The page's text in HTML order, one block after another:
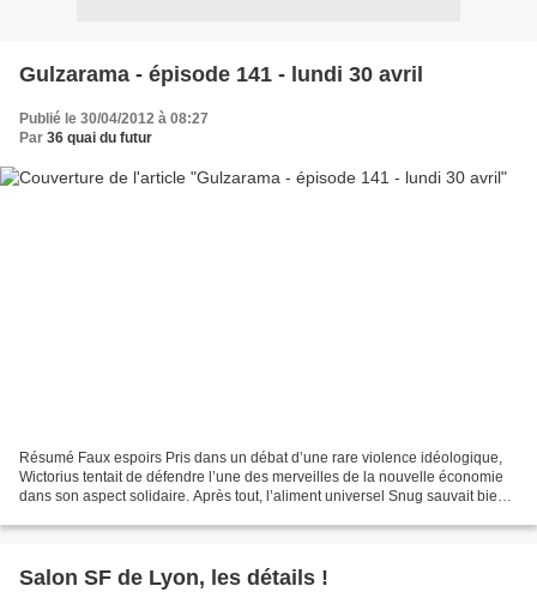
Gulzarama - épisode 141 - lundi 30 avril
Publié le 30/04/2012 à 08:27
Par 36 quai du futur
Résumé Faux espoirs Pris dans un débat d’une rare violence idéologique,
Wictorius tentait de défendre l’une des merveilles de la nouvelle économie
dans son aspect solidaire. Après tout, l’aliment universel Snug sauvait bien
Salon SF de Lyon, les détails !